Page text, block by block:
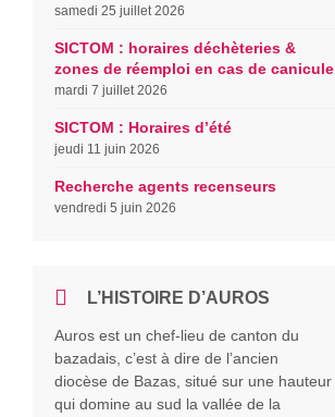
samedi 25 juillet 2026
SICTOM : horaires déchèteries &
zones de réemploi en cas de canicule
mardi 7 juillet 2026
SICTOM : Horaires d’été
jeudi 11 juin 2026
Recherche agents recenseurs
vendredi 5 juin 2026
L’HISTOIRE D’AUROS
Auros est un chef-lieu de canton du
bazadais, c’est à dire de l’ancien
diocèse de Bazas, situé sur une hauteur
qui domine au sud la vallée de la